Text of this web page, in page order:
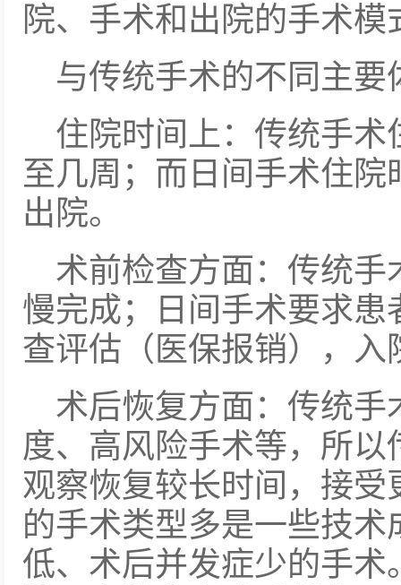
院、手术和出院的手术模
与传统手术的不同主要
住院时间上：传统手
至几周；而日间手术住
出院。
术前检查方面：传统
慢完成；日间手术要求
查评估（医保报销），入
术后恢复方面：传统
度、高风险手术等，所
观察恢复较长时间，接
的手术类型多是一些技
低、术后并发症少的手